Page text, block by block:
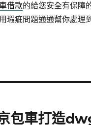
借款的給您安全有保障
瑕疵問題通通幫你處理到
包車打造